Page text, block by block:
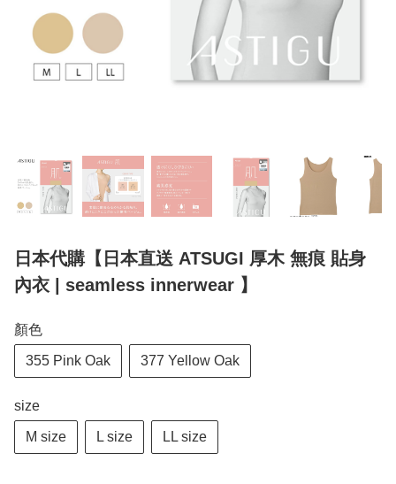
日本代購【日本直送 ATSUGI 厚木 無痕 貼身
內衣 | seamless innerwear 】
顏色
355 Pink Oak 377 Yellow Oak
size
M size L size LL size